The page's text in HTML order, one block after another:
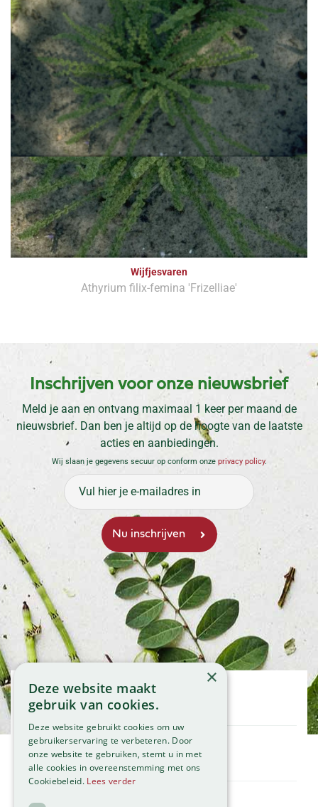
Wijfjesvaren
Athyrium filix-femina 'Frizelliae'
Inschrijven voor onze nieuwsbrief
Meld je aan en ontvang maximaal 1 keer per maand de
nieuwsbrief. Dan ben je altijd op de hoogte van de laatste
acties en aanbiedingen.
Wij slaan je gegevens secuur op conform onze privacy policy.
Openingstijden
Maandag
Dinsdag
Woensdag
Donderdag
Vrijdag
Klantenservice
Service
×
Deze website maakt
gebruik van cookies.
Deze website gebruikt cookies om uw
gebruikerservaring te verbeteren. Door
onze website te gebruiken, stemt u in met
alle cookies in overeenstemming met ons
Cookiebeleid. Lees verder